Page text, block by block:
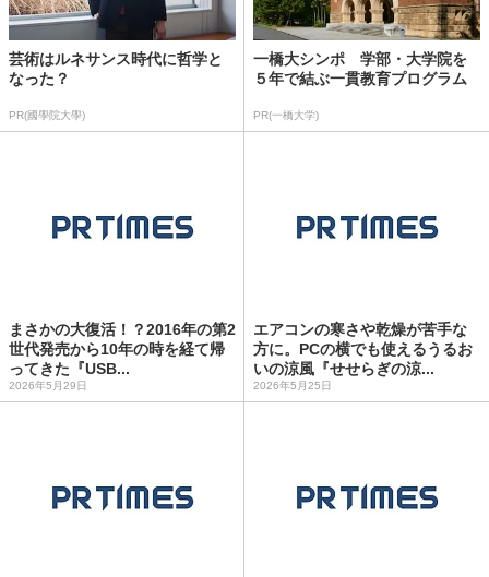
芸術はルネサンス時代に哲学と
なった？
PR(國學院大學)
一橋大シンポ 学部・大学院を
５年で結ぶ一貫教育プログラム
PR(一橋大学)
まさかの大復活！？2016年の第2
世代発売から10年の時を経て帰
ってきた『USB...
2026年5月29日
エアコンの寒さや乾燥が苦手な
方に。PCの横でも使えるうるお
いの涼風『せせらぎの涼...
2026年5月25日